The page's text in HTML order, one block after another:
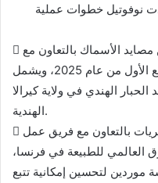
نوفوتيل خطوات عملية
 إطلاق مشروع عالمي لتحسين مصايد الأسماك بالتعاون مع
الصندوق العالمي للطبيعة خلال الربع الأول من عام 2025، ويشمل
الهندي في ولاية كيرالا
الهندية.
 أطلقت نوفوتيل مشروعاً للمشتريات بالتعاون مع فريق عمل
العالمي للطبيعة في فرنسا،
موردين لتحسين إمكانية تتبع